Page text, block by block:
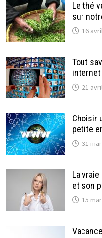
Le thé
sur
16
Tout
internet
21
Choisir
petite
31
La
et son
15